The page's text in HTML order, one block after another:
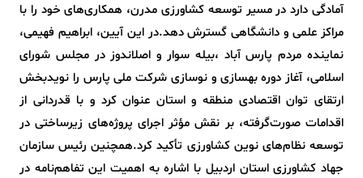
آمادگی دارد در مسیر توسعه کشاورزی مدرن، همکاری‌های خود را با
مراکز علمی و دانشگاهی گسترش دهد.در این آیین، ابراهیم فهیمی،
نماینده مردم پارس آباد ،بیله سوار و اصلاندوز در مجلس شورای
اسلامی، آغاز دوره بهسازی و نوسازی شرکت ملی پارس را نویدبخش
ارتقای توان اقتصادی منطقه و استان عنوان کرد و با قدردانی از
اقدامات صورت‌گرفته، بر نقش مؤثر اجرای پروژه‌های زیرساختی در
توسعه نظام‌های نوین کشاورزی تأکید کرد.همچنین رئیس سازمان
جهاد کشاورزی استان اردبیل با اشاره به اهمیت این تفاهم‌نامه در